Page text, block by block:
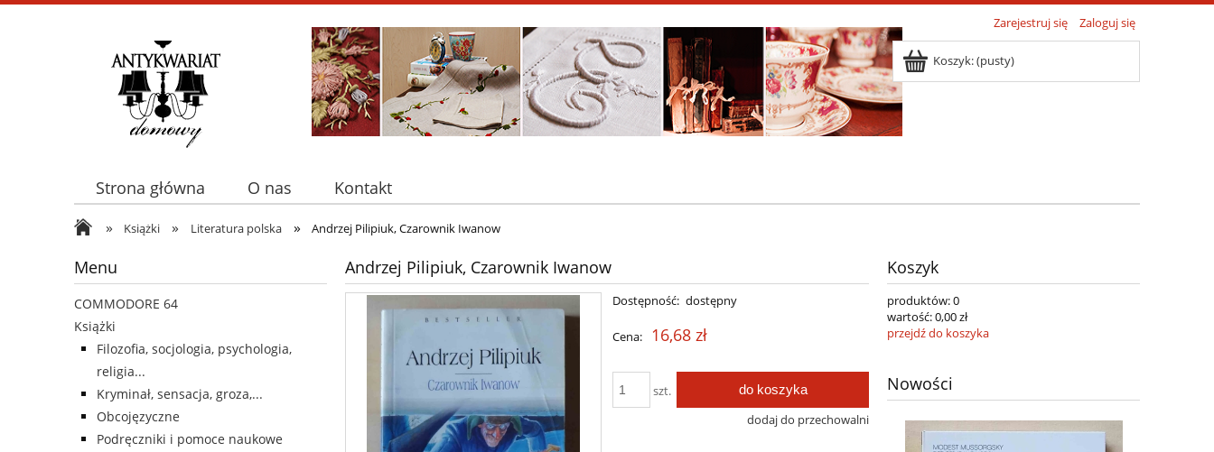
Zarejestruj się Zaloguj się
Koszyk:(pusty)
Strona główna O nas Kontakt
» Książki » Literatura polska » Andrzej Pilipiuk, Czarownik Iwanow
Menu
COMMODORE 64
Książki
Filozofia, socjologia, psychologia,
religia...
Kryminał, sensacja, groza,...
Obcojęzyczne
Podręczniki i pomoce naukowe
Andrzej Pilipiuk, Czarownik Iwanow
Dostępność: dostępny
Cena: 16,68 zł
szt. do koszyka
dodaj do przechowalni
Koszyk
produktów:0
wartość:0,00 zł
przejdź do koszyka
Nowości